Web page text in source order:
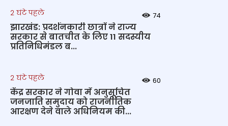
2 घंटे पहले 74
झारखंड: प्रदर्शनकारी छात्रों ने राज्य
सरकार से बातचीत के लिए 11 सदस्यीय
प्रतिनिधिमंडल ब...
2 घंटे पहले 60
केंद्र सरकार ने गोवा में अनुसूचित
जनजाति समुदाय को राजनीतिक
आरक्षण देने वाले अधिनियम की...